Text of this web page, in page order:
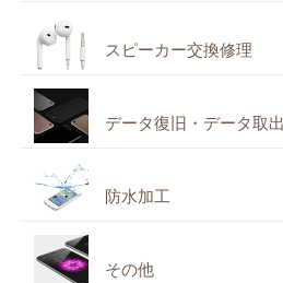
スピーカー交換修理
データ復旧・データ取
防水加工
その他